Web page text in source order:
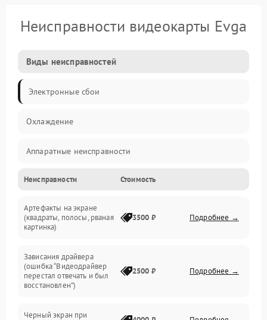
Неисправности видеокарты Evga
Виды неисправностей
Электронные сбои
Охлаждение
Аппаратные неисправности
Перегрев и термопроблемы
Видео
Интерфейсные и коммуникационные проблемы
Неисправности Стоимость
Артефакты на экране
(квадраты, полосы, рваная
картинка)
3500 ₽ Подробнее →
Зависания драйвера
(ошибка “Видеодрайвер
перестал отвечать и был
восстановлен”)
2500 ₽ Подробнее →
Черный экран при